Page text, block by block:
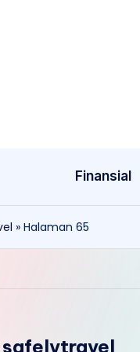
Finansial
» Halaman 65